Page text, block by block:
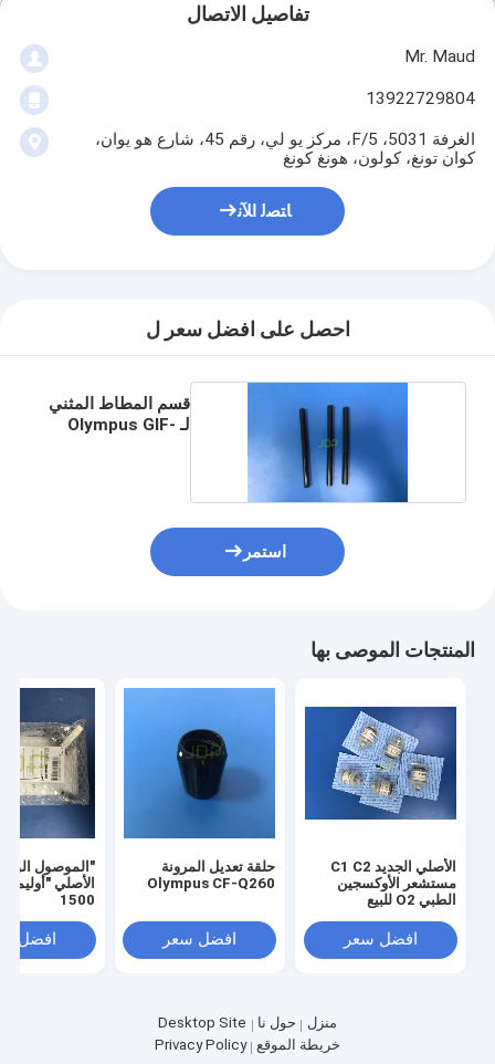
تفاصيل الاتصال
Mr. Maud
13922729804
الغرفة 5031، 5/F، مركز يو لي، رقم 45، شارع هو يوان،
كوان تونغ، كولون، هونغ كونغ
ﺎﺘﺼﻟ ﺍﻶﻧ
احصل على افضل سعر ل
قسم المطاط المثني
لـ Olympus GIF-
استمر
المنتجات الموصى بها
الأصلي الجديد C1 C2
مستشعر الأوكسجين
الطبي O2 للبيع
افضل سعر
حلقة تعديل المرونة
Olympus CF-Q260
افضل سعر
"الموصول
1500
افضل
منزل حول نا
Desktop Site
خريطة الموقع
Privacy Policy